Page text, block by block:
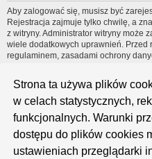
Strona ta używa plików
w celach statystycznych,
funkcjonalnych. Warunki
dostępu do plików cookies
ustawieniach przeglądarki
Aby zalogować się, musisz być
Rejestracja zajmuje tylko chwilę, a
z witryny. Administrator witryny może
wiele dodatkowych uprawnień. Przed
regulaminem, zasadami ochrony
często zadawane pytania (FAQ),
zagadnień dotyczących
Regulamin| Zasady ochrony
Zarejestruj się